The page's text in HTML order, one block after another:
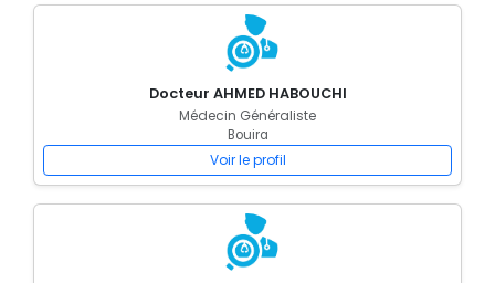
Docteur AHMED HABOUCHI
Médecin Généraliste
Bouira
Voir le profil